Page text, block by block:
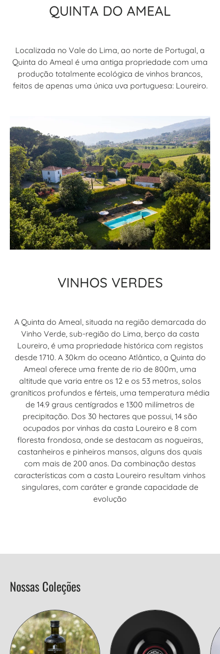
QUINTA DO AMEAL
Localizada no Vale do Lima, ao norte de Portugal, a
Quinta do Ameal é uma antiga propriedade com uma
produção totalmente ecológica de vinhos brancos,
feitos de apenas uma única uva portuguesa: Loureiro.
VINHOS VERDES
A Quinta do Ameal, situada na região demarcada do
Vinho Verde, sub-região do Lima, berço da casta
Loureiro, é uma propriedade histórica com registos
desde 1710. A 30km do oceano Atlântico, a Quinta do
Ameal oferece uma frente de rio de 800m, uma
altitude que varia entre os 12 e os 53 metros, solos
graníticos profundos e férteis, uma temperatura média
de 14.9 graus centígrados e 1300 milímetros de
precipitação. Dos 30 hectares que possui, 14 são
ocupados por vinhas da casta Loureiro e 8 com
floresta frondosa, onde se destacam as nogueiras,
castanheiros e pinheiros mansos, alguns dos quais
com mais de 200 anos. Da combinação destas
características com a casta Loureiro resultam vinhos
singulares, com caráter e grande capacidade de
evolução
Nossas Coleções